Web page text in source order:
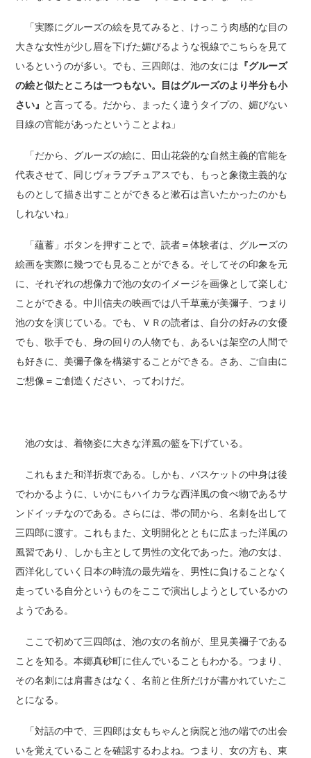
「実際にグルーズの絵を見てみると、けっこう肉感的な目の
大きな女性が少し眉を下げた媚びるような視線でこちらを見て
いるというのが多い。でも、三四郎は、池の女には 『グルーズ
の絵と似たところは一つもない。目はグルーズのより半分も小
さい』 と言ってる。だから、まったく違うタイプの、媚びない
目線の官能があったということよね」
「だから、グルーズの絵に、田山花袋的な自然主義的官能を
代表させて、同じヴォラプチュアスでも、もっと象徴主義的な
ものとして描き出すことができると漱石は言いたかったのかも
しれないね」
「蘊蓄」ボタンを押すことで、読者＝体験者は、グルーズの
絵画を実際に幾つでも見ることができる。そしてその印象を元
に、それぞれの想像力で池の女のイメージを画像として楽しむ
ことができる。中川信夫の映画では八千草薫が美彌子、つまり
池の女を演じている。でも、ＶＲの読者は、自分の好みの女優
でも、歌手でも、身の回りの人物でも、あるいは架空の人間で
も好きに、美彌子像を構築することができる。さあ、ご自由に
ご想像＝ご創造ください、ってわけだ。
池の女は、着物姿に大きな洋風の籃を下げている。
これもまた和洋折衷である。しかも、バスケットの中身は後
でわかるように、いかにもハイカラな西洋風の食べ物であるサ
ンドイッチなのである。さらには、帯の間から、名刺を出して
三四郎に渡す。これもまた、文明開化とともに広まった洋風の
風習であり、しかも主として男性の文化であった。池の女は、
西洋化していく日本の時流の最先端を、男性に負けることなく
走っている自分というものをここで演出しようとしているかの
ようである。
ここで初めて三四郎は、池の女の名前が、里見美禰子である
ことを知る。本郷真砂町に住んでいることもわかる。つまり、
その名刺には肩書きはなく、名前と住所だけが書かれていたこ
とになる。
「対話の中で、三四郎は女もちゃんと病院と池の端での出会
いを覚えていることを確認するわよね。つまり、女の方も、東